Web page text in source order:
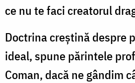
ce nu te faci creatorul
Doctrina creștină despre
ideal, spune părintele
Coman, dacă ne gândim